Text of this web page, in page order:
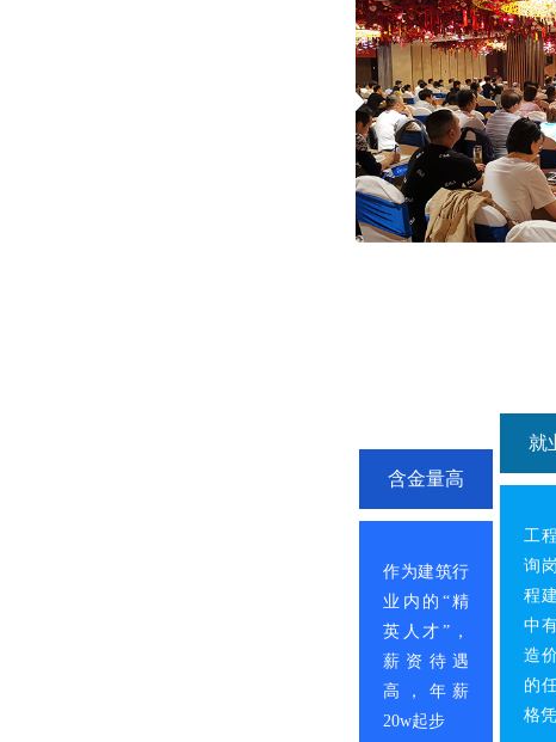
含金量高
作为建筑行
业内的“精
英人才”，
薪资待遇
高，年薪
20w起步
就
工
询
程
中
造
的
格